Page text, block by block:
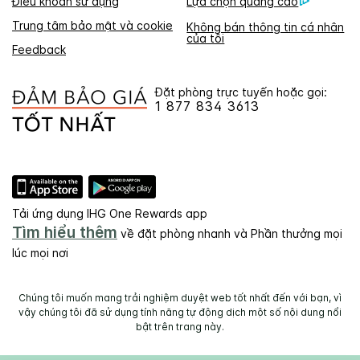
Trung tâm bảo mật và cookie
Không bán thông tin cá nhân
của tôi
Feedback
Đặt phòng trực tuyến hoặc gọi:
1 877 834 3613
Tải ứng dụng IHG One Rewards app
Tìm hiểu thêm về đặt phòng nhanh và Phần thưởng mọi
lúc mọi nơi
Chúng tôi muốn mang trải nghiệm duyệt web tốt nhất đến với bạn, vì
vậy chúng tôi đã sử dụng tính năng tự động dịch một số nội dung nổi
bật trên trang này.